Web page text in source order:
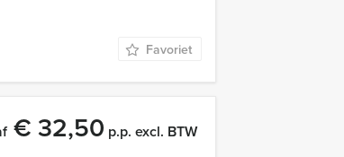
Favoriet
€ 32,50 p.p. excl. BTW